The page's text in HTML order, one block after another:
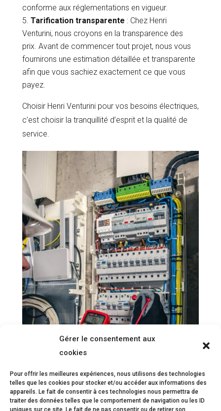
Gérer le consentement aux
cookies
Pour offrir les meilleures expériences, nous utilisons des technologies
telles que les cookies pour stocker et/ou accéder aux informations des
appareils. Le fait de consentir à ces technologies nous permettra de
traiter des données telles que le comportement de navigation ou les ID
uniques sur ce site. Le fait de ne pas consentir ou de retirer son
conforme aux réglementations en vigueur.
Tarification transparente : Chez Henri
Venturini, nous croyons en la transparence des
prix. Avant de commencer tout projet, nous vous
fournirons une estimation détaillée et transparente
afin que vous sachiez exactement ce que vous
payez.
Choisir Henri Venturini pour vos besoins électriques,
c’est choisir la tranquillité d’esprit et la qualité de
service.